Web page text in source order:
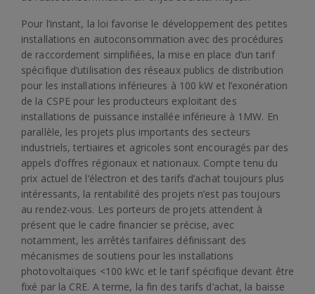
Pour l’instant, la loi favorise le développement des petites
installations en autoconsommation avec des procédures
de raccordement simplifiées, la mise en place d’un tarif
spécifique d’utilisation des réseaux publics de distribution
pour les installations inférieures à 100 kW et l’exonération
de la CSPE pour les producteurs exploitant des
installations de puissance installée inférieure à 1MW. En
parallèle, les projets plus importants des secteurs
industriels, tertiaires et agricoles sont encouragés par des
appels d’offres régionaux et nationaux. Compte tenu du
prix actuel de l’électron et des tarifs d’achat toujours plus
intéressants, la rentabilité des projets n’est pas toujours
au rendez-vous. Les porteurs de projets attendent à
présent que le cadre financier se précise, avec
notamment, les arrêtés tarifaires définissant des
mécanismes de soutiens pour les installations
photovoltaïques <100 kWc et le tarif spécifique devant être
fixé par la CRE. A terme, la fin des tarifs d’achat, la baisse